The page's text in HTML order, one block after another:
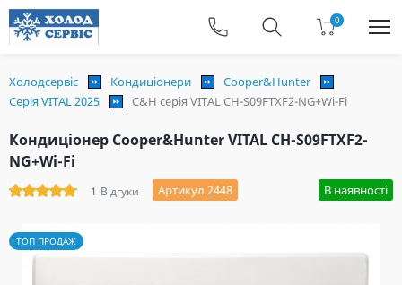
0
Холодсервіс Кондиціонери
Cooper&Hunter
Серія VITAL 2025
C&H cерія VITAL CH-S09FTXF2-NG+Wi-Fi
Кондиціонер Cooper&Hunter VITAL CH-S09FTXF2-
NG+Wi-Fi
1 Відгуки Артикул 2448 В наявності
ТОП ПРОДАЖ